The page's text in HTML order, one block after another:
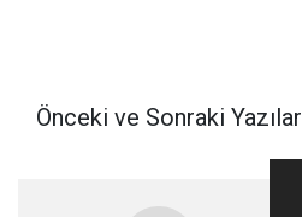
Önceki ve Sonraki Yazılar